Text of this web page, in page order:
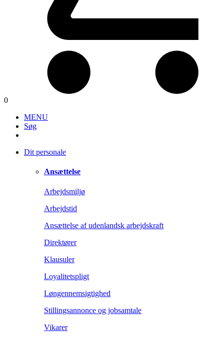
0
MENU
Søg
Dit personale
Ansættelse
Arbejdsmiljø
Arbejdstid
Ansættelse af udenlandsk arbejdskraft
Direktører
Klausuler
Loyalitetspligt
Løngennemsigtighed
Stillingsannonce og jobsamtale
Vikarer